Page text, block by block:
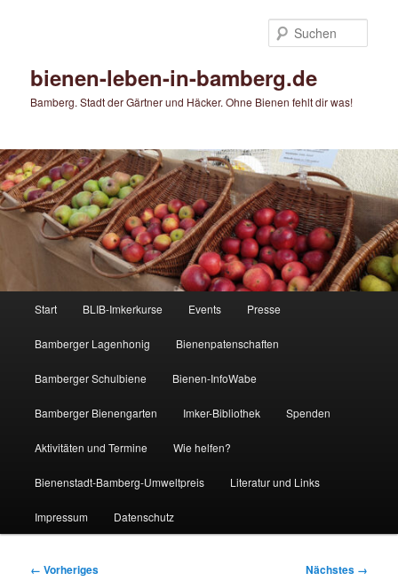
bienen-leben-in-bamberg.de
Bamberg. Stadt der Gärtner und Häcker. Ohne Bienen fehlt dir was!
Start BLIB-Imkerkurse Events Presse
Bamberger Lagenhonig Bienenpatenschaften
Bamberger Schulbiene Bienen-InfoWabe
Bamberger Bienengarten Imker-Bibliothek Spenden
Aktivitäten und Termine Wie helfen?
Bienenstadt-Bamberg-Umweltpreis Literatur und Links
Impressum Datenschutz
Bilder-
← Vorheriges Nächstes →